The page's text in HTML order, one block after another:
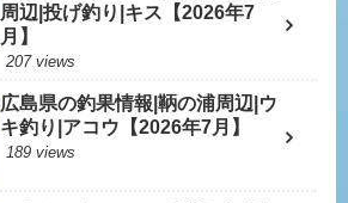
周辺|投げ釣り|キス【2026年7
月】
207 views
広島県の釣果情報|鞆の浦周辺|ウ
キ釣り|アコウ【2026年7月】
189 views